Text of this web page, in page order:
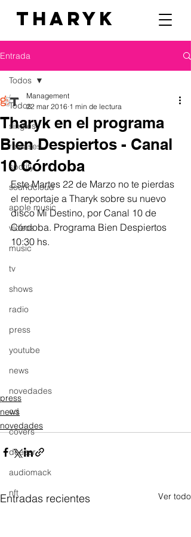
THARYK
Entrada
Todos
singles
releases
spotify
soundcloud
apple music
videos
music
tv
shows
radio
press
youtube
news
novedades
cd
covers
deezer
audiomack
nft
Todos
Tharyk en el programa
Bien Despiertos - Canal
10 Córdoba
Management
22 mar 2016 1 min de lectura
Este Martes 22 de Marzo no te pierdas
el reportaje a Tharyk sobre su nuevo
disco Mi Destino, por Canal 10 de
Córdoba. Programa Bien Despiertos
10:30 hs.
press
news
novedades
Entradas recientes Ver todo